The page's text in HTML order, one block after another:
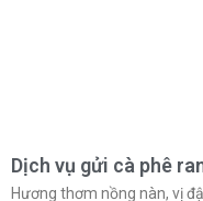
Dịch vụ gửi cà phê
Hương thơm nồng nàn, vị